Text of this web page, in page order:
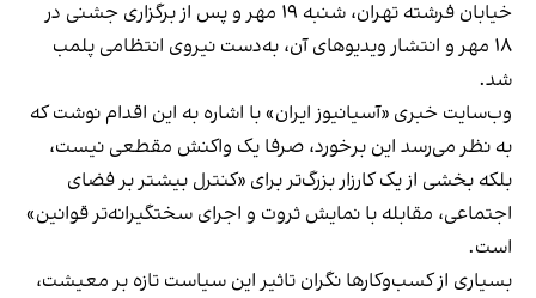
خیابان فرشته تهران، شنبه ۱۹ مهر و پس از برگزاری جشنی در
۱۸ مهر و انتشار ویدیوهای آن، به‌دست نیروی انتظامی پلمب
شد.
وب‌سایت خبری «آسیانیوز ایران» با اشاره به این اقدام نوشت که
به نظر می‌رسد این برخورد، صرفا یک واکنش مقطعی نیست،
بلکه بخشی از یک کارزار بزرگ‌تر برای «کنترل بیشتر بر فضای
اجتماعی، مقابله با نمایش ثروت و اجرای سختگیرانه‌تر قوانین»
است.
بسیاری از کسب‌وکارها نگران تاثیر این سیاست‌ تازه بر معیشت،